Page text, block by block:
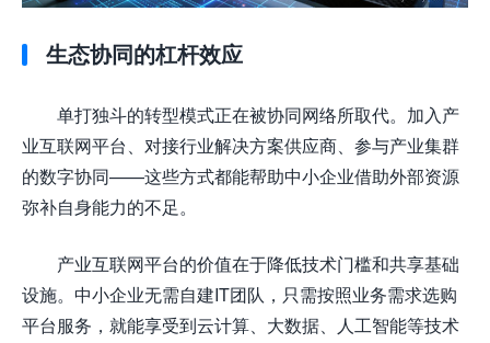
生态协同的杠杆效应
单打独斗的转型模式正在被协同网络所取代。加入产
业互联网平台、对接行业解决方案供应商、参与产业集群
的数字协同——这些方式都能帮助中小企业借助外部资源
弥补自身能力的不足。
产业互联网平台的价值在于降低技术门槛和共享基础
设施。中小企业无需自建IT团队，只需按照业务需求选购
平台服务，就能享受到云计算、大数据、人工智能等技术